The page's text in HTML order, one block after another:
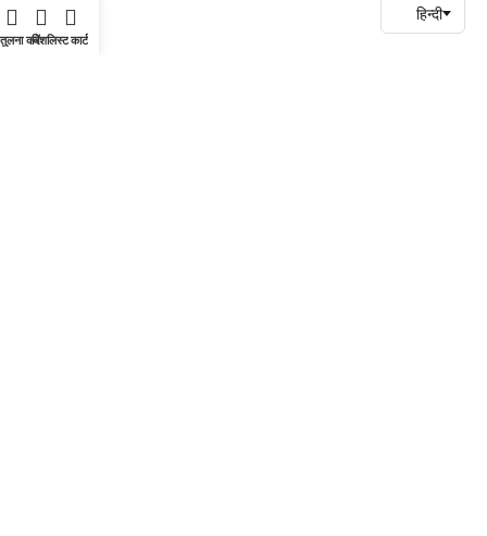
हमारे संपर्क
तुलना करेंविशलिस्टकार्ट